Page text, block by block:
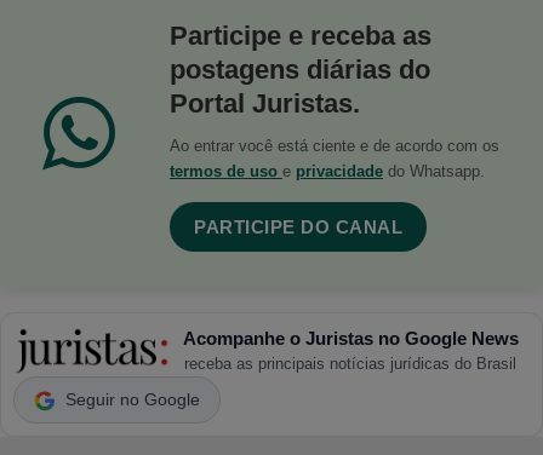
Participe e receba as
postagens diárias do
Portal Juristas.
Ao entrar você está ciente e de acordo com os
termos de uso e privacidade do Whatsapp.
PARTICIPE DO CANAL
Acompanhe o Juristas no Google News
receba as principais notícias jurídicas do Brasil
Seguir no Google